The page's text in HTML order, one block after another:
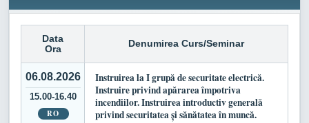
Data
Ora
Denumirea Curs/Seminar
06.08.2026
15.00-16.40
RO
Instruirea la I grupă de securitate electrică.
Instruire privind apărarea împotriva
incendiilor. Instruirea introductiv generală
privind securitatea și sănătatea în muncă.